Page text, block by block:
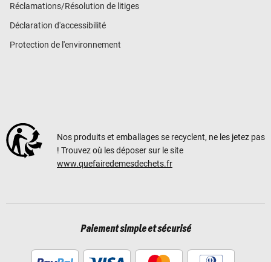
Réclamations/Résolution de litiges
Déclaration d'accessibilité
Protection de l'environnement
Nos produits et emballages se recyclent, ne les jetez pas
! Trouvez où les déposer sur le site
www.quefairedemesdechets.fr
Paiement simple et sécurisé